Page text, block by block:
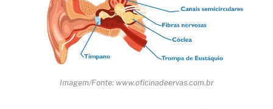
Imagem/Fonte: www.oficinadeervas.com.br